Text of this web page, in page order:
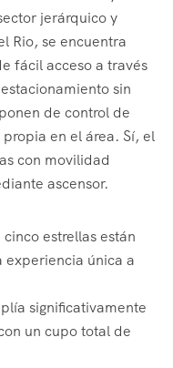
jerárquico y
Rio, se encuentra
fácil acceso a través
sin
de control de
en el área. Sí, el
con movilidad
ascensor.
estrellas están
única a
significativamente
un cupo total de